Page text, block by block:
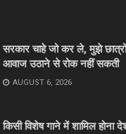
सरकार चाहे जो कर ले, मुझे
आवाज उठाने से रोक नहीं सकती
AUGUST 6, 2026
किसी विशेष गाने में शामिल होना